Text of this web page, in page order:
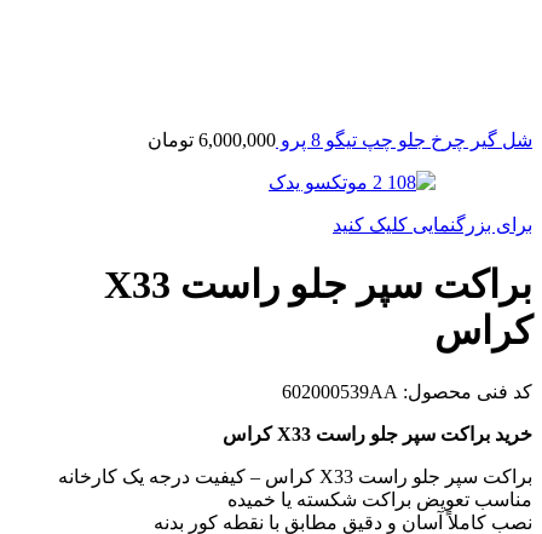
شل گیر چرخ جلو چپ تیگو 8 پرو 6,000,000 تومان
برای بزرگنمایی کلیک کنید
براکت سپر جلو راست X33
کراس
کد فنی محصول: 602000539AA
خرید براکت سپر جلو راست X33 کراس
براکت سپر جلو راست X33 کراس – کیفیت درجه یک کارخانه
مناسب تعویض براکت شکسته یا خمیده
نصب کاملاً آسان و دقیق مطابق با نقطه کور بدنه